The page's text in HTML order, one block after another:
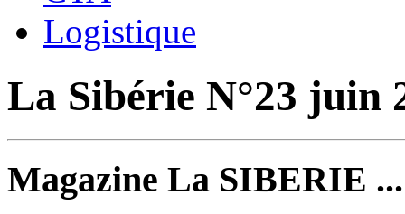
Logistique
La Sibérie N°23 juin
Magazine La SIBERIE ...